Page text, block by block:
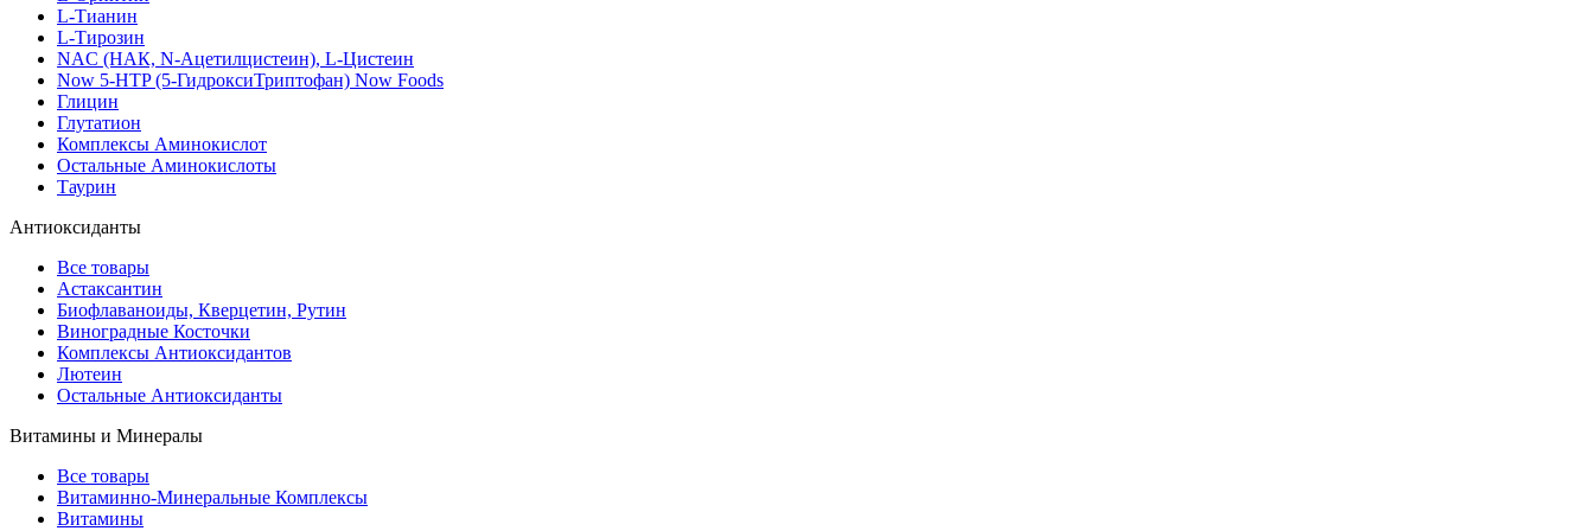
L-Тианин
L-Тирозин
NAC (НАК, N-Ацетилцистеин), L-Цистеин
Now 5-HTP (5-ГидроксиТриптофан) Now Foods
Глицин
Глутатион
Комплексы Аминокислот
Остальные Аминокислоты
Таурин
Антиоксиданты
Все товары
Астаксантин
Биофлаваноиды, Кверцетин, Рутин
Виноградные Косточки
Комплексы Антиоксидантов
Лютеин
Остальные Антиоксиданты
Витамины и Минералы
Все товары
Витаминно-Минеральные Комплексы
Витамины